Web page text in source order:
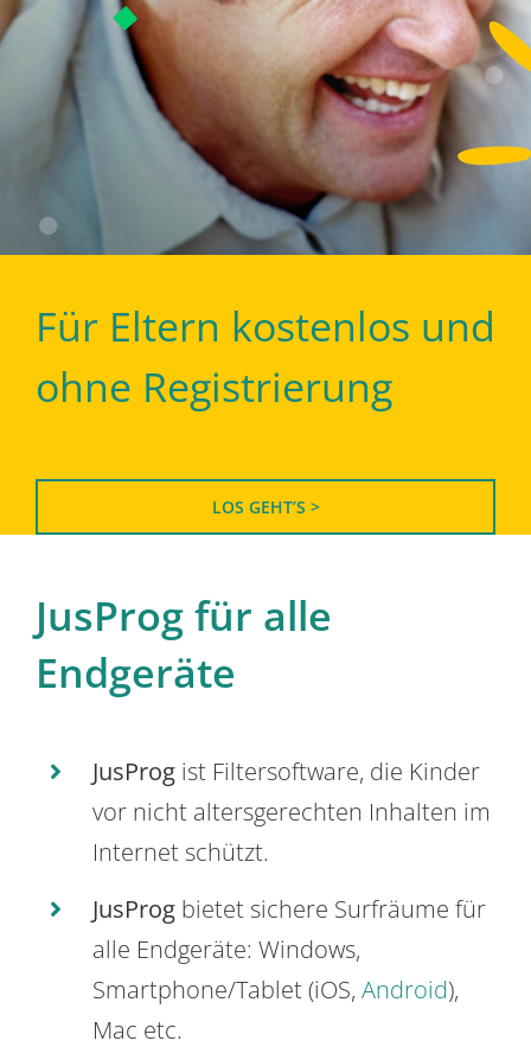
Für Eltern kostenlos und
ohne Registrierung
LOS GEHT’S >
JusProg für alle
Endgeräte
JusProg ist Filtersoftware, die Kinder
vor nicht altersgerechten Inhalten im
Internet schützt.
JusProg bietet sichere Surfräume für
alle Endgeräte: Windows,
Smartphone/Tablet (iOS, Android),
Mac etc.